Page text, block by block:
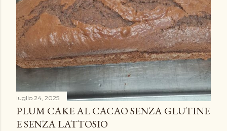
luglio 24, 2025
PLUM CAKE AL CACAO SENZA GLUTINE
E SENZA LATTOSIO